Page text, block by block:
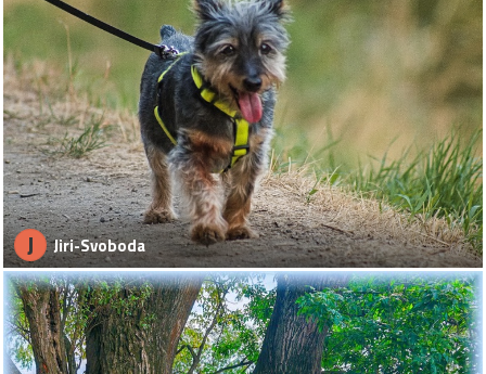
J Jiri-Svoboda